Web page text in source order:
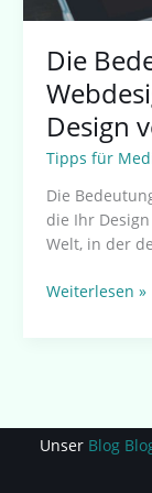
Die
Design
Tipps für
Die
die Ihr
Welt, in der
Weiterlesen »
Unser Blog